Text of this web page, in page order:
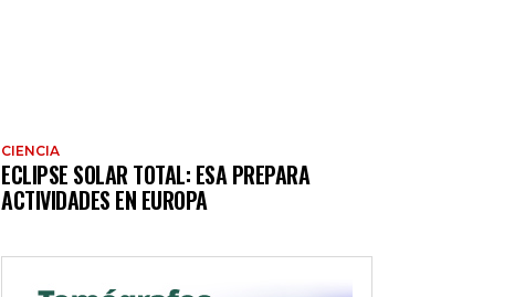
CIENCIA
ECLIPSE SOLAR TOTAL: ESA PREPARA
ACTIVIDADES EN EUROPA